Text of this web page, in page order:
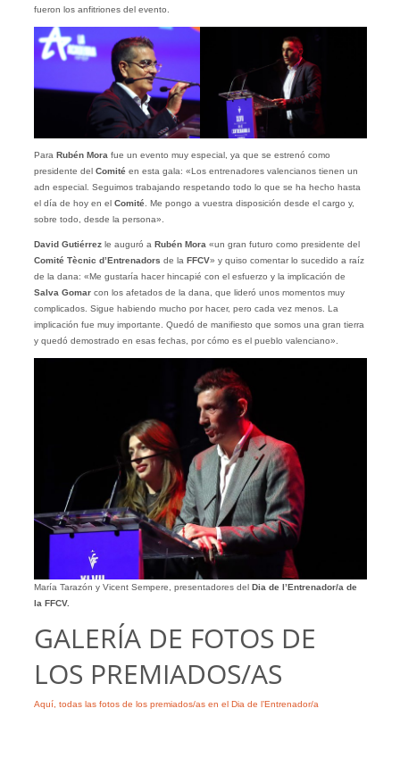
fueron los anfitriones del evento.
Para Rubén Mora fue un evento muy especial, ya que se estrenó como
presidente del Comitéen esta gala: «Los entrenadores valencianos tienen un
adn especial. Seguimos trabajando respetando todo lo que se ha hecho hasta
el día de hoy en el Comité. Me pongo a vuestra disposición desde el cargo y,
sobre todo, desde la persona».
David Gutiérrez le auguró a Rubén Mora «un gran futuro como presidente del
Comité Tècnic d’Entrenadors de la FFCV» y quiso comentar lo sucedido a raíz
de la dana: «Me gustaría hacer hincapié con el esfuerzo y la implicación de
Salva Gomarcon los afetados de la dana, que lideró unos momentos muy
complicados. Sigue habiendo mucho por hacer, pero cada vez menos. La
implicación fue muy importante. Quedó de manifiesto que somos una gran tierra
y quedó demostrado en esas fechas, por cómo es el pueblo valenciano».
María Tarazón y Vicent Sempere, presentadores del Dia de l’Entrenador/a de
la FFCV.
GALERÍA DE FOTOS DE
LOS PREMIADOS/AS
Aquí, todas las fotos de los premiados/as en el Dia de l’Entrenador/a